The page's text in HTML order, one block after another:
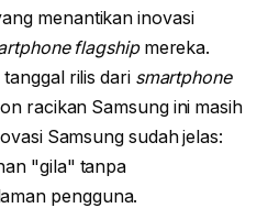
menantikan inovasi
flagshipmereka.
rilis dari smartphone
racikan Samsung ini masih
Samsung sudah jelas:
"gila" tanpa
pengguna.